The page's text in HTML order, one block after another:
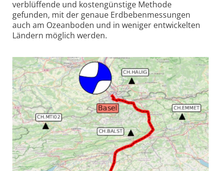
verblüffende und kosten­günstige Methode
gefunden, mit der genaue Erdbeben­messungen
auch am Ozeanboden und in weniger entwickelten
Ländern möglich werden.